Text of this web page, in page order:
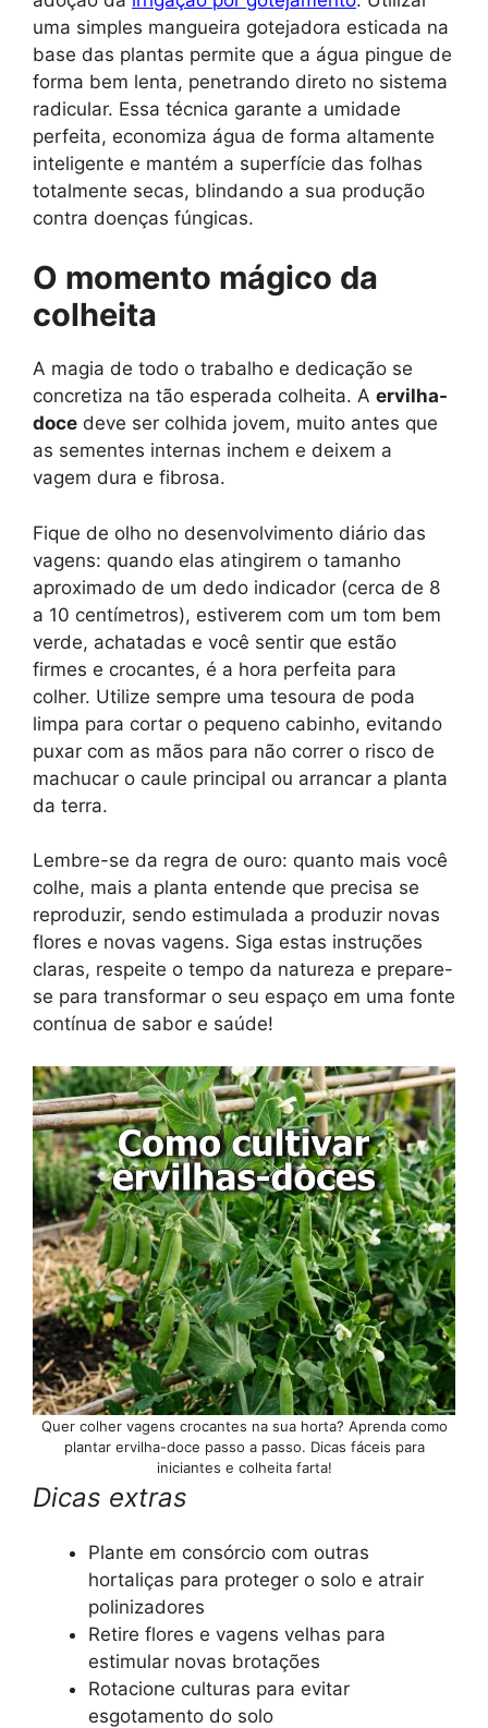
uma simples mangueira gotejadora esticada na
base das plantas permite que a água pingue de
forma bem lenta, penetrando direto no sistema
radicular. Essa técnica garante a umidade
perfeita, economiza água de forma altamente
inteligente e mantém a superfície das folhas
totalmente secas, blindando a sua produção
contra doenças fúngicas.
O momento mágico da
colheita
A magia de todo o trabalho e dedicação se
concretiza na tão esperada colheita. A ervilha-
doce deve ser colhida jovem, muito antes que
as sementes internas inchem e deixem a
vagem dura e fibrosa.
Fique de olho no desenvolvimento diário das
vagens: quando elas atingirem o tamanho
aproximado de um dedo indicador (cerca de 8
a 10 centímetros), estiverem com um tom bem
verde, achatadas e você sentir que estão
firmes e crocantes, é a hora perfeita para
colher. Utilize sempre uma tesoura de poda
limpa para cortar o pequeno cabinho, evitando
puxar com as mãos para não correr o risco de
machucar o caule principal ou arrancar a planta
da terra.
Lembre-se da regra de ouro: quanto mais você
colhe, mais a planta entende que precisa se
reproduzir, sendo estimulada a produzir novas
flores e novas vagens. Siga estas instruções
claras, respeite o tempo da natureza e prepare-
se para transformar o seu espaço em uma fonte
contínua de sabor e saúde!
Quer colher vagens crocantes na sua horta? Aprenda como
plantar ervilha-doce passo a passo. Dicas fáceis para
iniciantes e colheita farta!
Dicas extras
Plante em consórcio com outras
hortaliças para proteger o solo e atrair
polinizadores
Retire flores e vagens velhas para
estimular novas brotações
Rotacione culturas para evitar
esgotamento do solo